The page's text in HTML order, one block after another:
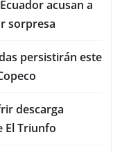
acusan a
sorpresa
persistirán este
descarga
El Triunfo